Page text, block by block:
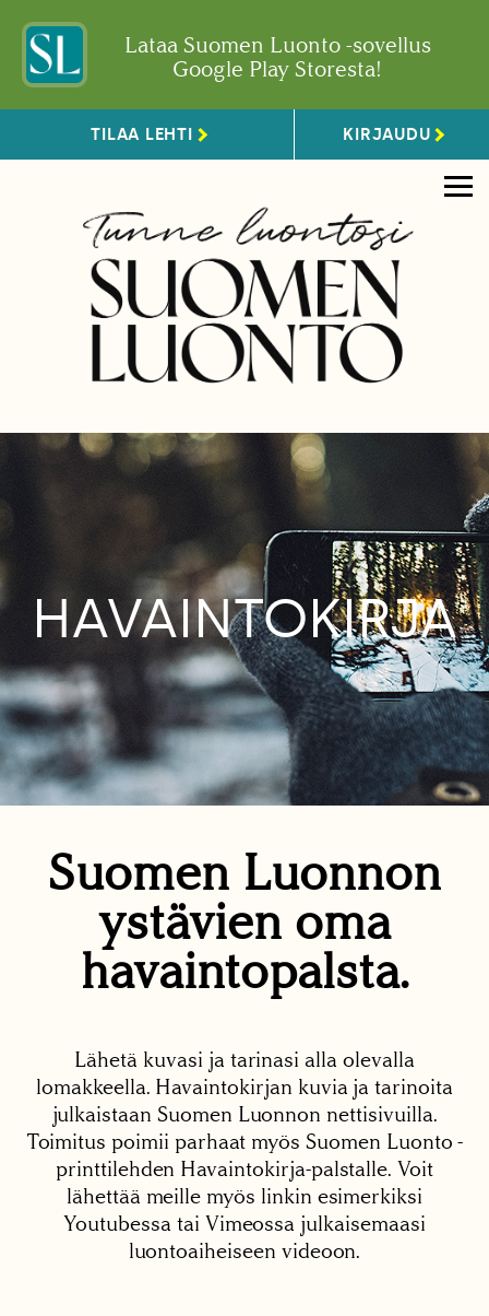
Lataa Suomen Luonto -sovellus
Google Play Storesta!
TILAA LEHTI KIRJAUDU
HAVAINTOKIRJA
Suomen Luonnon
ystävien oma
havaintopalsta.
Lähetä kuvasi ja tarinasi alla olevalla
lomakkeella. Havaintokirjan kuvia ja tarinoita
julkaistaan Suomen Luonnon nettisivuilla.
Toimitus poimii parhaat myös Suomen Luonto -
printtilehden Havaintokirja-palstalle. Voit
lähettää meille myös linkin esimerkiksi
Youtubessa tai Vimeossa julkaisemaasi
luontoaiheiseen videoon.